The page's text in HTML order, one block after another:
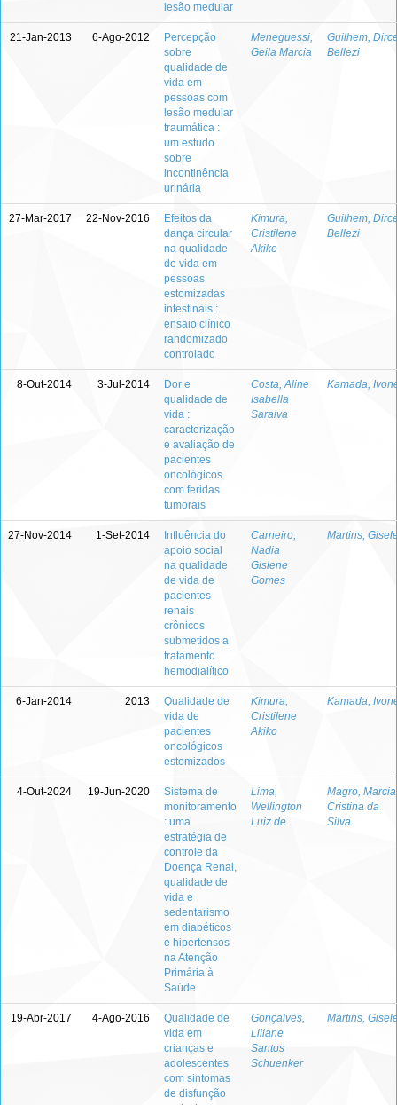
lesão medular
21-Jan-2013 6-Ago-2012
Percepção
sobre
qualidade de
vida em
pessoas com
lesão medular
traumática :
um estudo
sobre
incontinência
urinária
Meneguessi,
Geila Marcia
Guilhem,
Bellezi
27-Mar-2017 22-Nov-2016
Efeitos da
dança circular
na qualidade
de vida em
pessoas
estomizadas
intestinais :
ensaio clínico
randomizado
controlado
Kimura,
Cristilene
Akiko
Guilhem,
Bellezi
8-Out-2014 3-Jul-2014
Dor e
qualidade de
vida :
caracterização
e avaliação de
pacientes
oncológicos
com feridas
tumorais
Costa, Aline
Isabella
Saraiva
Kamada,
27-Nov-2014 1-Set-2014
Influência do
apoio social
na qualidade
de vida de
pacientes
renais
crônicos
submetidos a
tratamento
hemodialítico
Carneiro,
Nadia
Gislene
Gomes
Martins,
6-Jan-2014 2013
Qualidade de
vida de
pacientes
oncológicos
estomizados
Kimura,
Cristilene
Akiko
Kamada,
4-Out-2024 19-Jun-2020
Sistema de
monitoramento
: uma
estratégia de
controle da
Doença Renal,
qualidade de
vida e
sedentarismo
em diabéticos
e hipertensos
na Atenção
Primária à
Saúde
Lima,
Wellington
Luiz de
Magro, Marcia
Cristina da
Silva
19-Abr-2017 4-Ago-2016
Qualidade de
vida em
crianças e
adolescentes
com sintomas
de disfunção
Gonçalves,
Liliane
Santos
Schuenker
Martins,